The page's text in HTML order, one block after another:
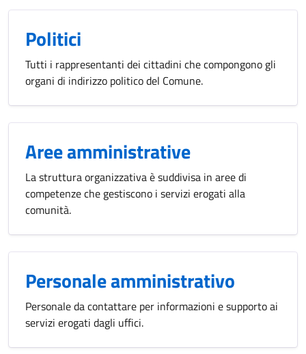
Politici
Tutti i rappresentanti dei cittadini che compongono gli
organi di indirizzo politico del Comune.
Aree amministrative
La struttura organizzativa è suddivisa in aree di
competenze che gestiscono i servizi erogati alla
comunità.
Personale amministrativo
Personale da contattare per informazioni e supporto ai
servizi erogati dagli uffici.